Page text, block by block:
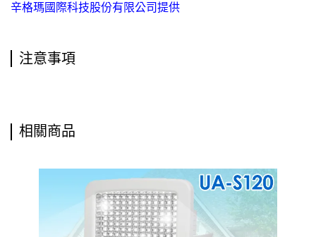
辛格瑪國際科技股份有限公司提供
注意事項
相關商品